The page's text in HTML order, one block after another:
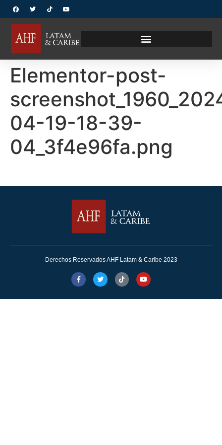
Elementor-post-
04-19-18-39-
04_3f4e96fa.png
Derechos Reservados AHF Latam & Caribe 2023